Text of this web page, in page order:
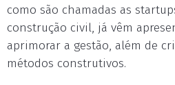
como são chamadas as
construção civil, já vêm
aprimorar a gestão, além de
métodos construtivos.